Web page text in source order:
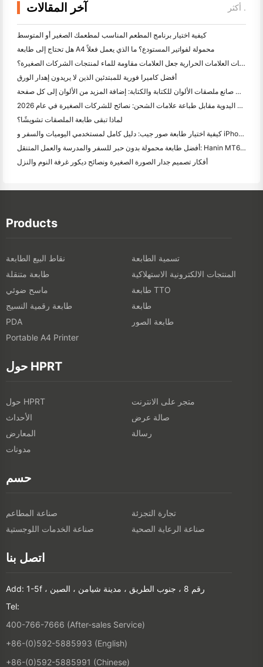
آخر المقالات أكثر .
كيفية اختيار برنامج المطعم المناسب لمطعمك الصغير أو المتوسط
هل تحتاج إلى طابعة A4 محمولة لفواتير المستودع؟ ما الذي يعمل فعلاً
هل يمكن لطابعات العلامات الحرارية جعل العلامات مقاومة للماء لمنتجات الشركات الصغيرة؟
أفضل كاميرا فورية للمبتدئين الذين لا يريدون إهدار الورق
أفضل صانع ملصقات الألوان للكتابة والكتابة: إضافة المزيد من الألوان إلى كل صفحة
الكتابة اليدوية مقابل طباعة علامات الشحن: نصائح للشركات الصغيرة في عام 2026
لماذا تبقى طابعة الملصقات تشويشًا؟
كيفية اختيار طابعة صور جيب: دليل كامل لمستخدمي اليوميات والسفر و iPhone
أفضل طابعة محمولة بدون حبر للسفر والمدرسة والعمل المتنقل: Hanin MT620 Pro Review
أفكار تصميم جدار الصورة الصغيرة ونصائح ديكور غرفة النوم والنزل
Products
نقاط البيع الطابعة
تسمية الطابعة
طابعة متنقلة
المنتجات الالكترونية الاستهلاكية
ماسح ضوئي
طابعة TTO
طابعة رقمية النسيج
طابعة
PDA
طابعة الصور
Portable A4 Printer
حول HPRT
حول HPRT
متجر على الانترنت
الأحداث
صالة عرض
المعارض
رسالة
مدونات
حسم
صناعة المطاعم
تجارة التجزئة
صناعة الخدمات اللوجستية
صناعة الرعاية الصحية
اتصل بنا
Add: 1-5f ، رقم 8 ، جنوب الطريق ، مدينة شيامن ، الصين
Tel:
400-766-7666 (After-sales Service)
+86-(0)592-5885993 (English)
+86-(0)592-5885991 (Chinese)